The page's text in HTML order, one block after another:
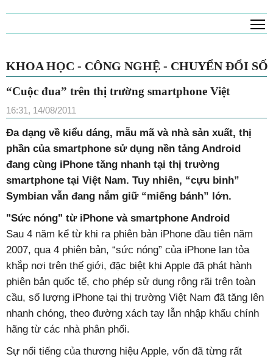
KHOA HỌC - CÔNG NGHỆ - CHUYỂN ĐỔI SỐ
“Cuộc đua” trên thị trường smartphone Việt
16:31, 14/08/2011
Đa dạng về kiểu dáng, mẫu mã và nhà sản xuất, thị
phần của smartphone sử dụng nền tảng Android
đang cùng iPhone tăng nhanh tại thị trường
smartphone tại Việt Nam. Tuy nhiên, “cựu binh”
Symbian vẫn đang nắm giữ “miếng bánh” lớn.
"Sức nóng" từ iPhone và smartphone Android
Sau 4 năm kể từ khi ra phiên bản iPhone đầu tiên năm
2007, qua 4 phiên bản, “sức nóng” của iPhone lan tỏa
khắp nơi trên thế giới, đặc biệt khi Apple đã phát hành
phiên bản quốc tế, cho phép sử dụng rộng rãi trên toàn
cầu, số lượng iPhone tại thị trường Việt Nam đã tăng lên
nhanh chóng, theo đường xách tay lẫn nhập khẩu chính
hãng từ các nhà phân phối.
Sự nổi tiếng của thương hiệu Apple, vốn đã từng rất